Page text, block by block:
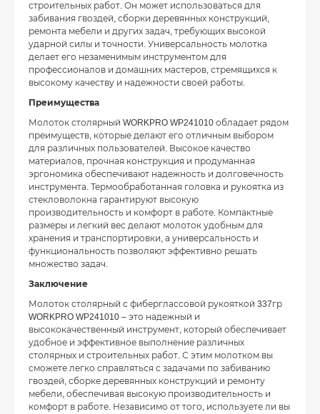
строительных работ. Он может использоваться для
забивания гвоздей, сборки деревянных конструкций,
ремонта мебели и других задач, требующих высокой
ударной силы и точности. Универсальность молотка
делает его незаменимым инструментом для
профессионалов и домашних мастеров, стремящихся к
высокому качеству и надежности своей работы.
Преимущества
Молоток столярный WORKPRO WP241010 обладает рядом
преимуществ, которые делают его отличным выбором
для различных пользователей. Высокое качество
материалов, прочная конструкция и продуманная
эргономика обеспечивают надежность и долговечность
инструмента. Термообработанная головка и рукоятка из
стекловолокна гарантируют высокую
производительность и комфорт в работе. Компактные
размеры и легкий вес делают молоток удобным для
хранения и транспортировки, а универсальность и
функциональность позволяют эффективно решать
множество задач.
Заключение
Молоток столярный с фиберглассовой рукояткой 337гр
WORKPRO WP241010 – это надежный и
высококачественный инструмент, который обеспечивает
удобное и эффективное выполнение различных
столярных и строительных работ. С этим молотком вы
сможете легко справляться с задачами по забиванию
гвоздей, сборке деревянных конструкций и ремонту
мебели, обеспечивая высокую производительность и
комфорт в работе. Независимо от того, используете ли вы